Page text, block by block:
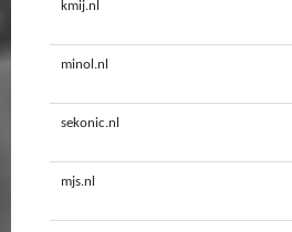
kmij.nl
minol.nl
sekonic.nl
mjs.nl